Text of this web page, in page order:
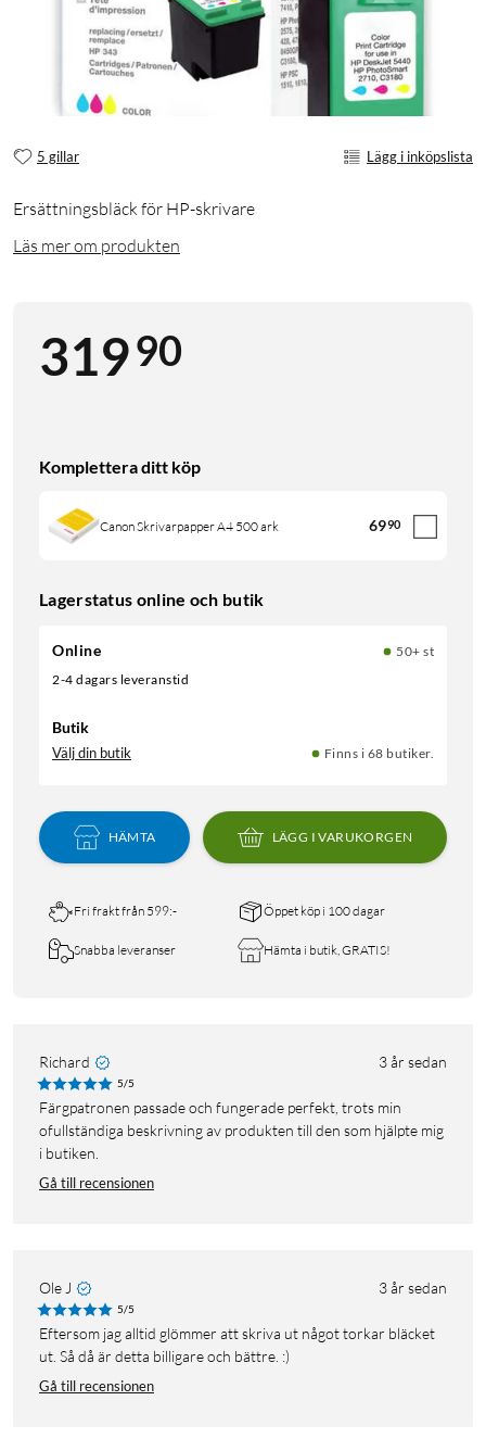
5 gillar Lägg i inköpslista
Ersättningsbläck för HP-skrivare
Läs mer om produkten
31990
Komplettera ditt köp
Canon Skrivarpapper A4 500 ark 6990
Lagerstatus online och butik
Online
50+ st
2-4 dagars leveranstid
Butik
Välj din butik Finns i 68 butiker.
HÄMTA LÄGG I VARUKORGEN
Fri frakt från 599:- Öppet köp i 100 dagar
Snabba leveranser Hämta i butik, GRATIS!
Richard 3 år sedan
5/5
Färgpatronen passade och fungerade perfekt, trots min
ofullständiga beskrivning av produkten till den som hjälpte mig
i butiken.
Gå till recensionen
Ole J 3 år sedan
5/5
Eftersom jag alltid glömmer att skriva ut något torkar bläcket
ut. Så då är detta billigare och bättre. :)
Gå till recensionen